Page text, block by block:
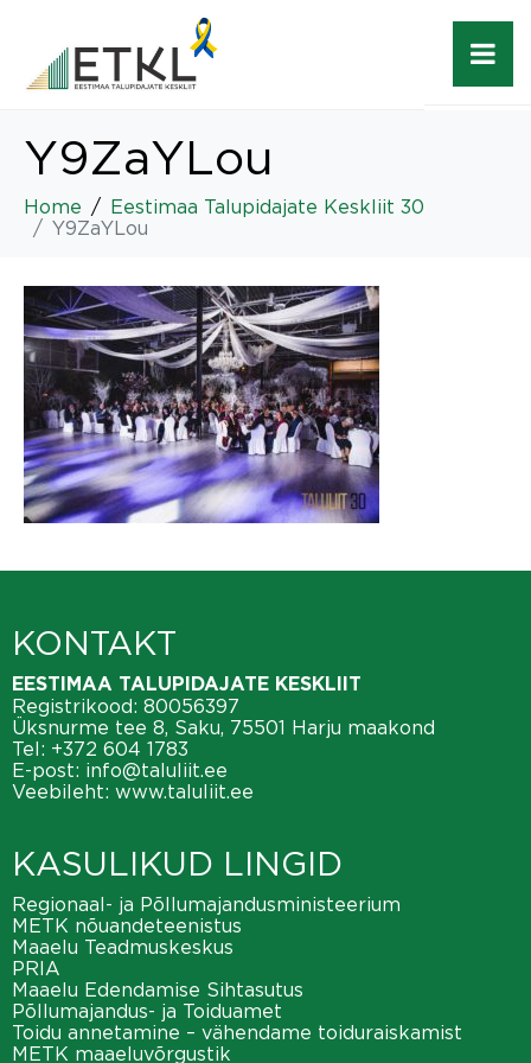
Y9ZaYLou
Home
Eestimaa Talupidajate Keskliit 30
Y9ZaYLou
KONTAKT
EESTIMAA TALUPIDAJATE KESKLIIT
Registrikood: 80056397
Üksnurme tee 8, Saku, 75501 Harju maakond
Tel: +372 604 1783
E-post: info@taluliit.ee
Veebileht: www.taluliit.ee
KASULIKUD LINGID
Regionaal- ja Põllumajandusministeerium
METK nõuandeteenistus
Maaelu Teadmuskeskus
PRIA
Maaelu Edendamise Sihtasutus
Põllumajandus- ja Toiduamet
Toidu annetamine – vähendame toiduraiskamist
METK maaeluvõrgustik